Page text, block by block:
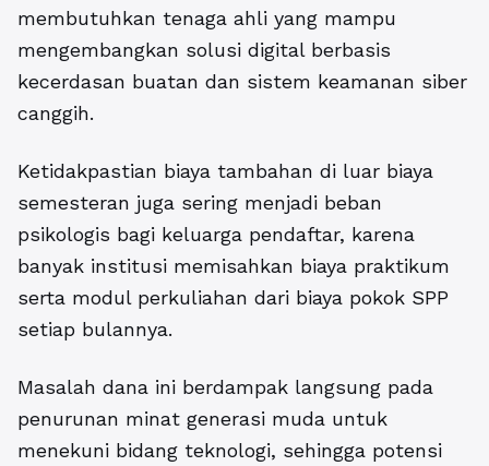
membutuhkan tenaga ahli yang mampu
mengembangkan solusi digital berbasis
kecerdasan buatan dan sistem keamanan siber
canggih.
Ketidakpastian biaya tambahan di luar biaya
semesteran juga sering menjadi beban
psikologis bagi keluarga pendaftar, karena
banyak institusi memisahkan biaya praktikum
serta modul perkuliahan dari biaya pokok SPP
setiap bulannya.
Masalah dana ini berdampak langsung pada
penurunan minat generasi muda untuk
menekuni bidang teknologi, sehingga potensi